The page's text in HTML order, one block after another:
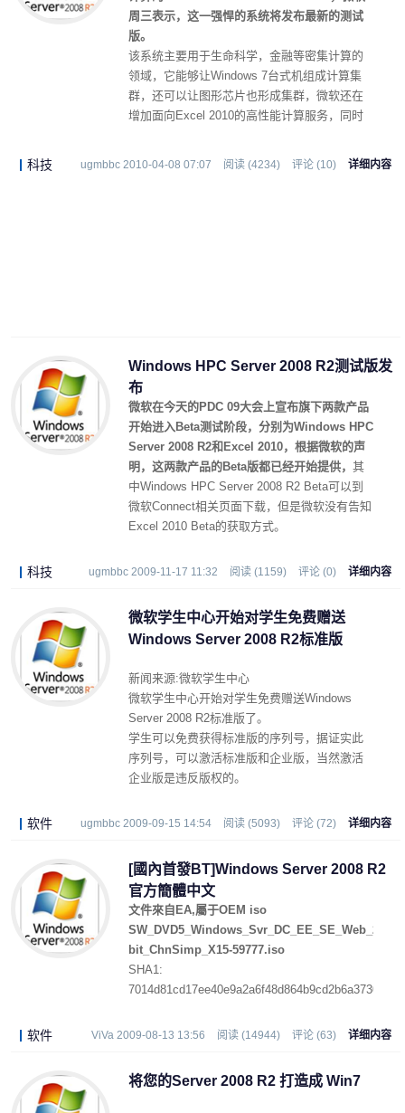
周三表示，这一强悍的系统将发布最新的测试
版。
该系统主要用于生命科学，金融等密集计算的
领域，它能够让Windows 7台式机组成计算集
群，还可以让图形芯片也形成集群，微软还在
增加面向Excel 2010的高性能计算服务，同时
辅助开发。这意味着只要有足够的资源，
科技 ugmbbc 2010-04-08 07:07 阅读 (4234) 评论 (10) 详细内容
Windows HPC Server 2008 R2测试版发
布
微软在今天的PDC 09大会上宣布旗下两款产品
开始进入Beta测试阶段，分别为Windows HPC
Server 2008 R2和Excel 2010，根据微软的声
明，这两款产品的Beta版都已经开始提供， 其
中Windows HPC Server 2008 R2 Beta可以到
微软Connect相关页面下载，但是微软没有告知
Excel 2010 Beta的获取方式。
科技 ugmbbc 2009-11-17 11:32 阅读 (1159) 评论 (0) 详细内容
微软学生中心开始对学生免费赠送
Windows Server 2008 R2标准版
新闻来源:微软学生中心
微软学生中心开始对学生免费赠送Windows
Server 2008 R2标准版了。
学生可以免费获得标准版的序列号，据证实此
序列号，可以激活标准版和企业版，当然激活
企业版是违反版权的。
软件 ugmbbc 2009-09-15 14:54 阅读 (5093) 评论 (72) 详细内容
[國內首發BT]Windows Server 2008 R2
官方簡體中文
文件來自EA,屬于OEM iso
bit_ChnSimp_X15-59777.iso
SHA1:
7014d81cd17ee40e9a2a6f48d864b9cd2b6a3730
软件 ViVa 2009-08-13 13:56 阅读 (14944) 评论 (63) 详细内容
将您的Server 2008 R2 打造成 Win7